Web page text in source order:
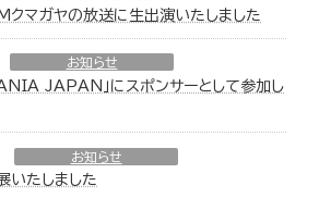
マガヤの放送に生出演いたしました
お知らせ
JAPAN」にスポンサーとして参加し
お知らせ
いたしました